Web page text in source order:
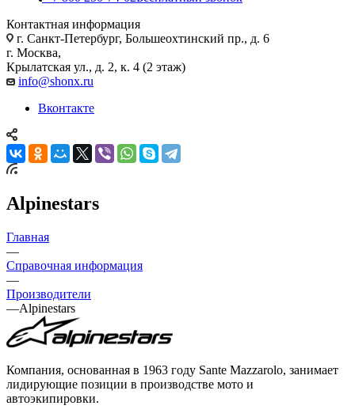
Контактная информация
г. Санкт-Петербург, Большеохтинский пр., д. 6
г. Москва,
Крылатская ул., д. 2, к. 4 (2 этаж)
info@shonx.ru
Вконтакте
Alpinestars
Главная
—
Справочная информация
—
Производители
—Alpinestars
Компания, основанная в 1963 году Sante Mazzarolo, занимает
лидирующие позиции в производстве мото и
автоэкипировки.